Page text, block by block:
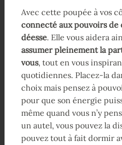
Avec cette poupée à vos
connecté aux pouvoirs de
déesse. Elle vous aidera
assumer pleinement la
vous, tout en vous
quotidiennes. Placez-la
choix mais pensez à
pour que son énergie
même quand vous n’y
un autel, vous pouvez la
pouvez tout à fait dormir